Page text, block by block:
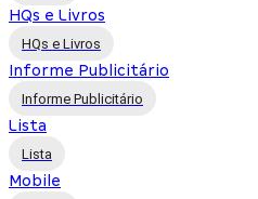
HQs e Livros
HQs e Livros
Informe Publicitário
Informe Publicitário
Lista
Lista
Mobile